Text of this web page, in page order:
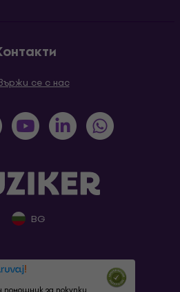
се с нас
BG